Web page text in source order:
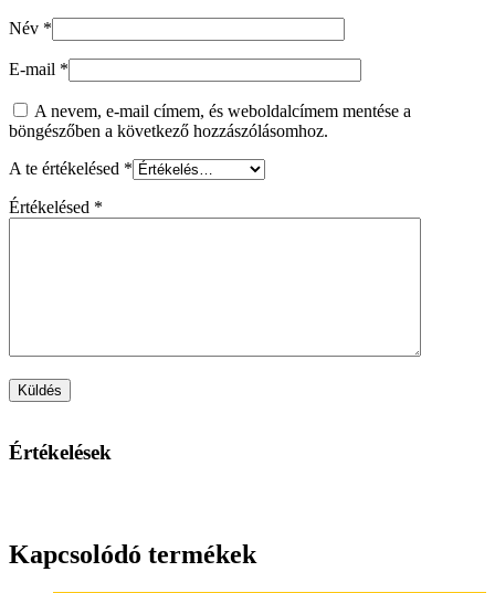
Név *
E-mail *
A nevem, e-mail címem, és weboldalcímem mentése a
böngészőben a következő hozzászólásomhoz.
A te értékelésed *
Értékelésed *
Értékelések
Kapcsolódó termékek